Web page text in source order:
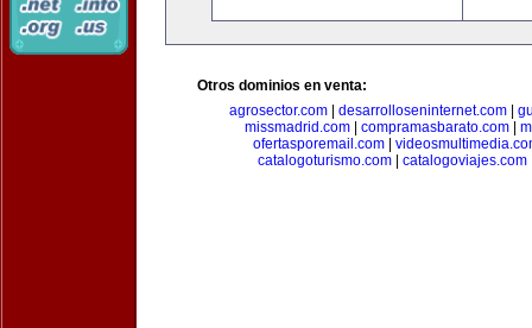
Otros dominios en venta:
agrosector.com
desarrolloseninternet.com
missmadrid.com| compramasbarato.com|
ofertasporemail.com
catalogoturismo.com
catalogoviajes.com